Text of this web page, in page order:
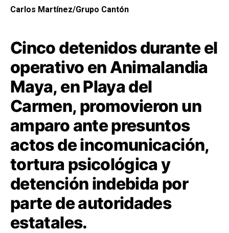
Carlos Martínez/Grupo Cantón
Cinco detenidos durante el
operativo en Animalandia
Maya, en Playa del
Carmen, promovieron un
amparo ante presuntos
actos de incomunicación,
tortura psicológica y
detención indebida por
parte de autoridades
estatales.